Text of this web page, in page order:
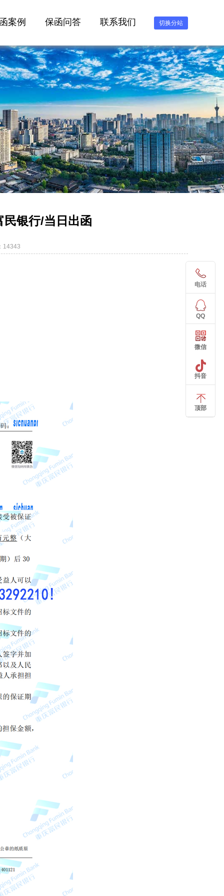
切换分站
案例 保函问答 联系我们
民银行/当日出函
14343
电话
QQ
微信
抖音
顶部